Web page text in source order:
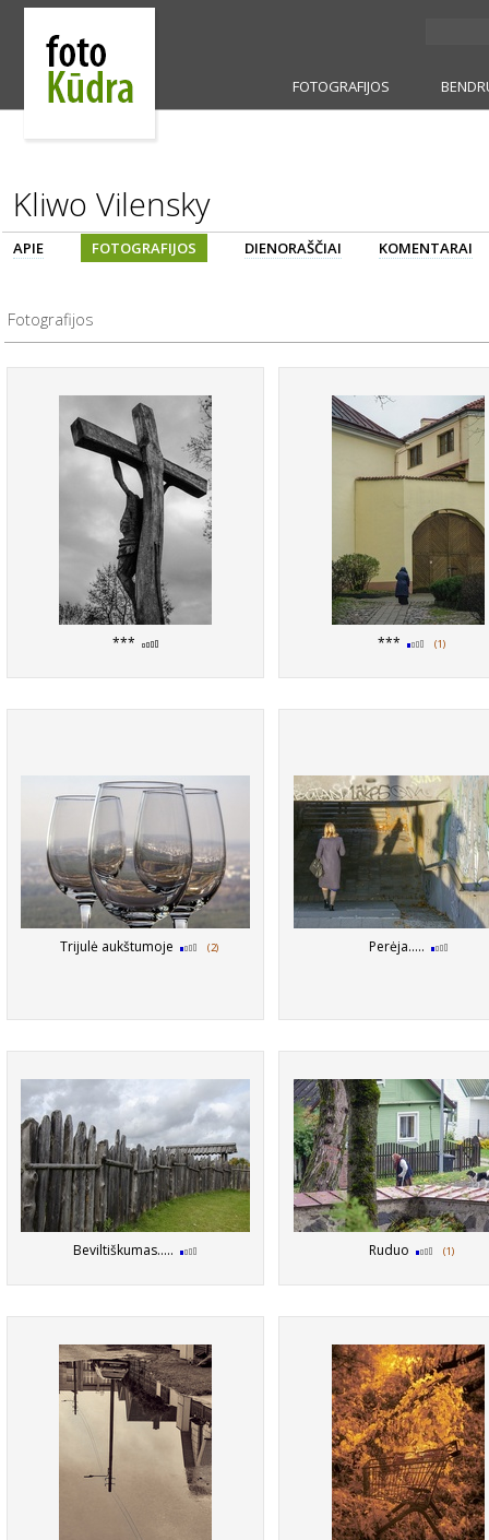
FOTOGRAFIJOS
Kliwo Vilensky
APIE FOTOGRAFIJOS DIENORAŠČIAI KOMENTARAI
Fotografijos
*** *** (1)
Trijulė aukštumoje (2) Perėja.....
Beviltiškumas..... Ruduo (1)